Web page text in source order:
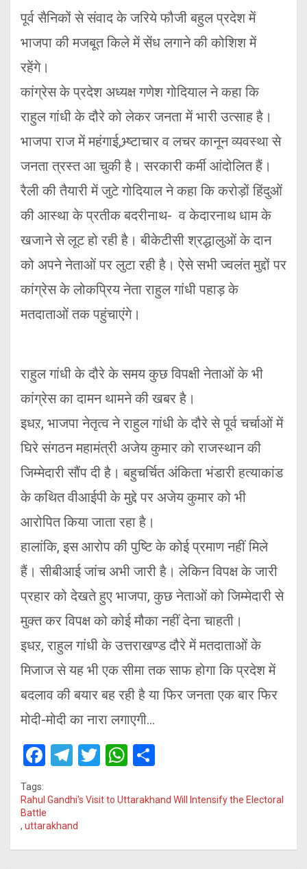
पूर्व सैनिकों से संवाद के जरिये फौजी बहुल प्रदेश में
भाजपा की मजबूत किले में सेंध लगाने की कोशिश में
रहेंगे।
कांग्रेस के प्रदेश अध्यक्ष गणेश गोदियाल ने कहा कि
राहुल गांधी के दौरे को लेकर जनता में भारी उत्साह है।
भाजपा राज में महंगाई,भ्र्ष्टाचार व लचर कानून व्यवस्था से
जनता त्रस्त आ चुकी है। सरकारी कर्मी आंदोलित हैं।
रैली की तैयारी में जुटे गोदियाल ने कहा कि करोड़ों हिंदुओं
की आस्था के प्रतीक बदरीनाथ- व केदारनाथ धाम के
खजाने से लूट हो रही है। बीकेटीसी श्रद्धालुओं के दान
को अपने नेताओं पर लुटा रही है। ऐसे सभी ज्वलंत मुद्दों पर
कांग्रेस के लोकप्रिय नेता राहुल गांधी पहाड़ के
मतदाताओं तक पहुंचाएंगे।
राहुल गांधी के दौरे के समय कुछ विपक्षी नेताओं के भी
कांग्रेस का दामन थामने की खबर है।
इधऱ, भाजपा नेतृत्व ने राहुल गांधी के दौरे से पूर्व चर्चाओं में
घिरे संगठन महामंत्री अजेय कुमार को राजस्थान की
जिम्मेदारी सौंप दी है। बहुचर्चित अंकिता भंडारी हत्याकांड
के कथित वीआईपी के मुद्दे पर अजेय कुमार को भी
आरोपित किया जाता रहा है।
हालांकि, इस आरोप की पुष्टि के कोई प्रमाण नहीं मिले
हैं। सीबीआई जांच अभी जारी है। लेकिन विपक्ष के जारी
प्रहार को देखते हुए भाजपा, कुछ नेताओं को जिम्मेदारी से
मुक्त कर विपक्ष को कोई मौका नहीं देना चाहती।
इधऱ, राहुल गांधी के उत्तराखण्ड दौरे में मतदाताओं के
मिजाज से यह भी एक सीमा तक साफ होगा कि प्रदेश में
बदलाव की बयार बह रही है या फिर जनता एक बार फिर
मोदी-मोदी का नारा लगाएगी…
F
ce
b
T
e
gr
T
tt
W
at ar
Tags:
Rahul Gandhi's Visit to Uttarakhand Will Intensify the Electoral
Battle
, uttarakhand